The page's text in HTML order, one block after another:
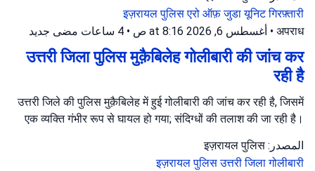
इज़रायल पुलिसएरो ऑफ़ जुडा यूनिटगिरफ़्तारी
अपराध
• أغسطس 6, 2026 at 8:16 ص • 4 ساعات مضى جديد
उत्तरी जिला पुलिस मुक़ैबिलेह गोलीबारी की जांच कर
रही है
उत्तरी जिले की पुलिस मुक़ैबिलेह में हुई गोलीबारी की जांच कर रही है, जिसमें
एक व्यक्ति गंभीर रूप से घायल हो गया; संदिग्धों की तलाश की जा रही है।
المصدر: इज़रायल पुलिस
इज़रायल पुलिसउत्तरी जिलागोलीबारी